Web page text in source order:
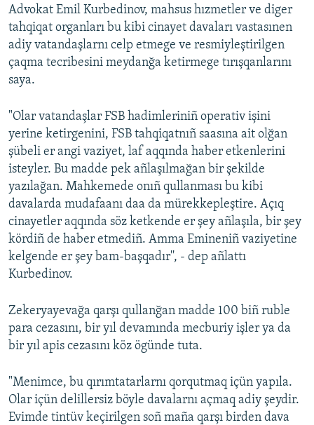
RFE/RS bütün saytları
Advokat Emil Kurbedinov, mahsus hızmetler ve diger
tahqiqat organları bu kibi cinayet davaları vastasınen
adiy vatandaşlarnı celp etmege ve resmiyleştirilgen
çaqma tecribesini meydanğa ketirmege tırışqanlarını
saya.
"Olar vatandaşlar FSB hadimleriniñ operativ işini
yerine ketirgenini, FSB tahqiqatnıñ saasına ait olğan
şübeli er angi vaziyet, laf aqqında haber etkenlerini
isteyler. Bu madde pek añlaşılmağan bir şekilde
yazılağan. Mahkemede onıñ qullanması bu kibi
davalarda mudafaanı daa da mürekkepleştire. Açıq
cinayetler aqqında söz ketkende er şey añlaşıla, bir şey
kördiñ de haber etmediñ. Amma Emineniñ vaziyetine
kelgende er şey bam-başqadır'', - dep añlattı
Kurbedinov.
Zekeryayevağa qarşı qullanğan madde 100 biñ ruble
para cezasını, bir yıl devamında mecburiy işler ya da
bir yıl apis cezasını köz ögünde tuta.
"Menimce, bu qırımtatarlarnı qorqutmaq içün yapıla.
Olar içün delillersiz böyle davalarnı açmaq adiy şeydir.
Evimde tintüv keçirilgen soñ maña qarşı birden dava